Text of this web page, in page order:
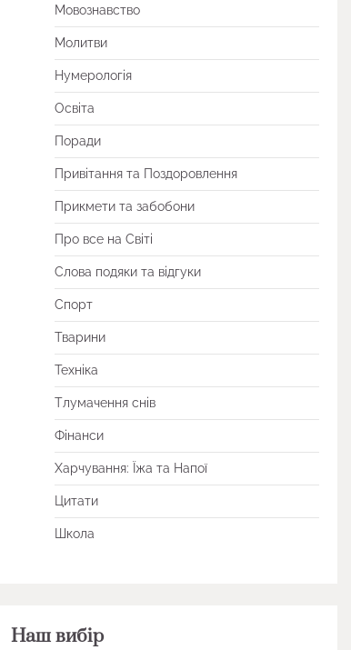
Мовознавство
Молитви
Нумерологія
Освіта
Поради
Привітання та Поздоровлення
Прикмети та забобони
Про все на Світі
Слова подяки та відгуки
Спорт
Тварини
Техніка
Тлумачення снів
Фінанси
Харчування: Їжа та Напої
Цитати
Школа
Наш вибір